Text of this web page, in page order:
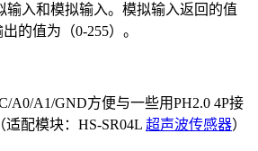
输入和模拟输入。模拟输入返回的值
的值为（0-255）。
A0/A1/GND方便与一些用PH2.0 4P接
配模块：HS-SR04L 超声波传感器）